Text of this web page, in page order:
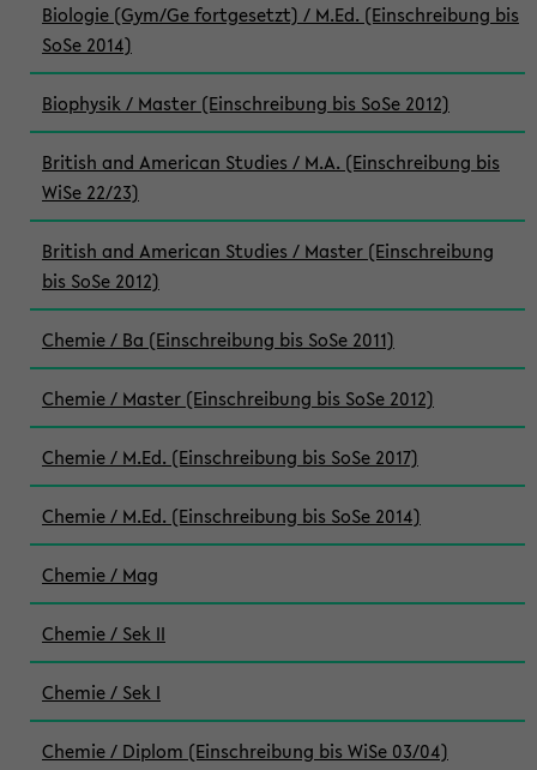
Biologie (Gym/Ge fortgesetzt) / M.Ed. (Einschreibung bis
SoSe 2014)
Biophysik / Master (Einschreibung bis SoSe 2012)
British and American Studies / M.A. (Einschreibung bis
WiSe 22/23)
British and American Studies / Master (Einschreibung
bis SoSe 2012)
Chemie / Ba (Einschreibung bis SoSe 2011)
Chemie / Master (Einschreibung bis SoSe 2012)
Chemie / M.Ed. (Einschreibung bis SoSe 2017)
Chemie / M.Ed. (Einschreibung bis SoSe 2014)
Chemie / Mag
Chemie / Sek II
Chemie / Sek I
Chemie / Diplom (Einschreibung bis WiSe 03/04)